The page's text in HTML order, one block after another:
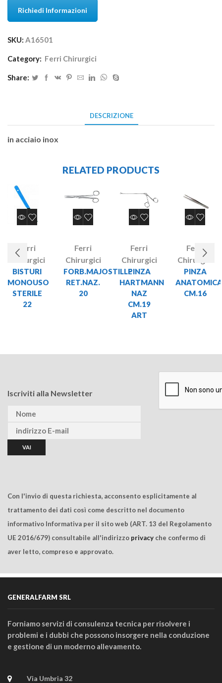
Richiedi Informazioni
SKU: A16501
Category: Ferri Chirurgici
Share:
DESCRIZIONE
in acciaio inox
RELATED PRODUCTS
Ferri
Chirurgici
BISTURI
MONOUSO
STERILE
22
Ferri
Chirurgici
FORB.MAJOSTILLE
RET.NAZ.
20
Ferri
Chirurgici
PINZA
HARTMANN
NAZ
CM.19
ART
Ferri
Chirurgici
PINZA
ANATOMICA
CM.16
Iscriviti alla Newsletter
Con l'invio di questa richiesta, acconsento esplicitamente al
trattamento dei dati così come descritto nel documento
informativo Informativa per il sito web (ART. 13 del Regolamento
UE 2016/679) consultabile all'indirizzo privacy che confermo di
aver letto, compreso e approvato.
GENERALFARM SRL
Forniamo servizi di consulenza tecnica per risolvere i
problemi e i dubbi che possono insorgere nella conduzione
e gestione di un moderno allevamento.
Via Umbria 32